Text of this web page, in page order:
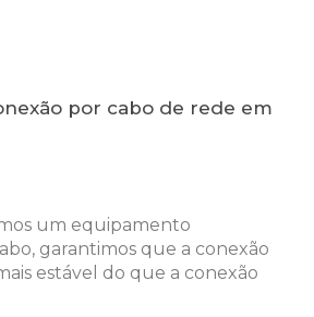
por cabo de rede em
um equipamento
garantimos que a conexão
estável do que a conexão